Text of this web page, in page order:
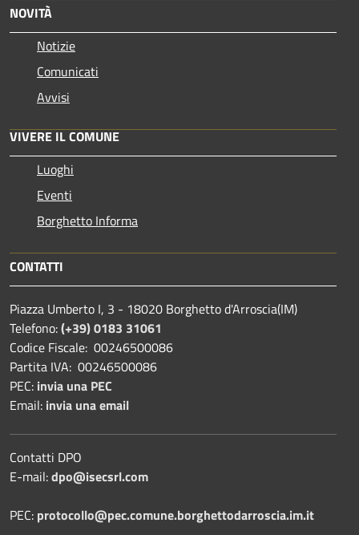
NOVITÀ
Notizie
Comunicati
Avvisi
VIVERE IL COMUNE
Luoghi
Eventi
Borghetto Informa
CONTATTI
Piazza Umberto I, 3 - 18020 Borghetto d'Arroscia(IM)
Telefono:(+39) 0183 31061
Codice Fiscale: 00246500086
Partita IVA: 00246500086
PEC: invia una PEC
Email: invia una email
Contatti DPO
E-mail:dpo@isecsrl.com
PEC: protocollo@pec.comune.borghettodarroscia.im.it